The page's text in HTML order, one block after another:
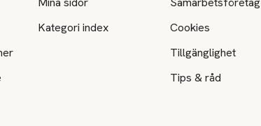
Kategori index
Cookies
Tillgänglighet
Tips & råd